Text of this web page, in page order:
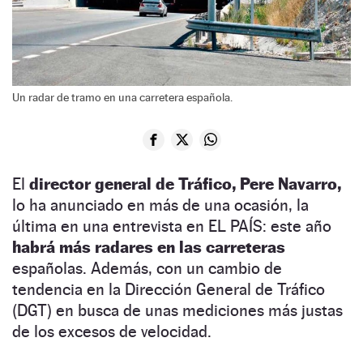
Un radar de tramo en una carretera española.
El director general de Tráfico, Pere Navarro,
lo ha anunciado en más de una ocasión, la
última en una entrevista en EL PAÍS: este año
habrá más radares en las carreteras
españolas. Además, con un cambio de
tendencia en la Dirección General de Tráfico
(DGT) en busca de unas mediciones más justas
de los excesos de velocidad.